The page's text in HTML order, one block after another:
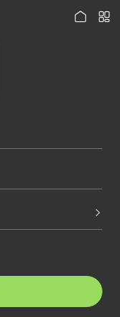


